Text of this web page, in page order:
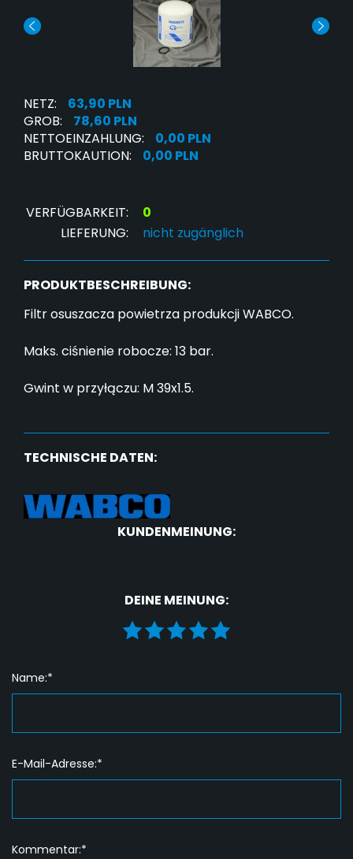
NETZ:
63,90 PLN
GROB:
78,60 PLN
NETTOEINZAHLUNG:
0,00 PLN
BRUTTOKAUTION:
0,00 PLN
VERFÜGBARKEIT:
0
LIEFERUNG:
nicht zugänglich
PRODUKTBESCHREIBUNG:
Filtr osuszacza powietrza produkcji WABCO.
Maks. ciśnienie robocze: 13 bar.
Gwint w przyłączu: M 39x1.5.
TECHNISCHE DATEN:
KUNDENMEINUNG:
DEINE MEINUNG:
Name:*
E-Mail-Adresse:*
Kommentar:*